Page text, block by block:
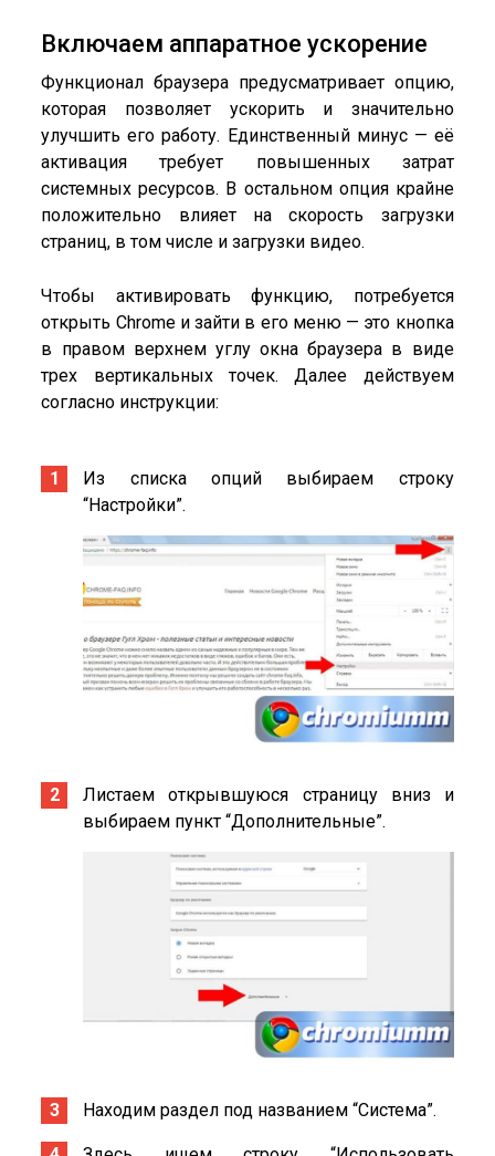
Включаем аппаратное ускорение
Функционал браузера предусматривает опцию,
которая позволяет ускорить и значительно
улучшить его работу. Единственный минус — её
активация требует повышенных затрат
системных ресурсов. В остальном опция крайне
положительно влияет на скорость загрузки
страниц, в том числе и загрузки видео.
Чтобы активировать функцию, потребуется
открыть Chrome и зайти в его меню — это кнопка
в правом верхнем углу окна браузера в виде
трех вертикальных точек. Далее действуем
согласно инструкции:
Из списка опций выбираем строку
“Настройки”.
Листаем открывшуюся страницу вниз и
выбираем пункт “Дополнительные”.
Находим раздел под названием “Система”.